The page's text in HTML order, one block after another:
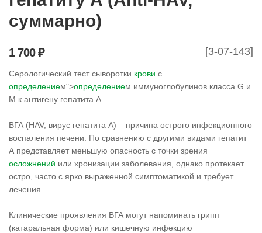
суммарно)
[3-07-143]
1 700 ₽
Серологический тест сыворотки крови с
определением">определением иммуноглобулинов класса G и
M к антигену гепатита А.
ВГА (HAV, вирус гепатита А) – причина острого инфекционного
воспаления печени. По сравнению с другими видами гепатит
А представляет меньшую опасность с точки зрения
осложнений или хронизации заболевания, однако протекает
остро, часто с ярко выраженной симптоматикой и требует
лечения.
Клинические проявления ВГА могут напоминать грипп
(катаральная форма) или кишечную инфекцию